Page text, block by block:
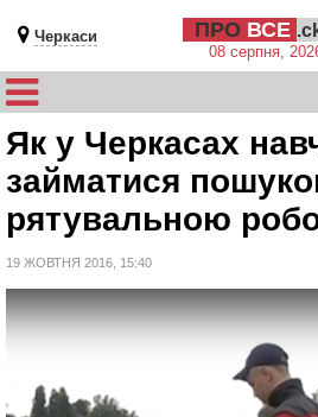
Черкаси ПРО ВСЕ
08 серпня,
Як у Черкасах
займатися
рятувальною
19 ЖОВТНЯ 2016, 15:40